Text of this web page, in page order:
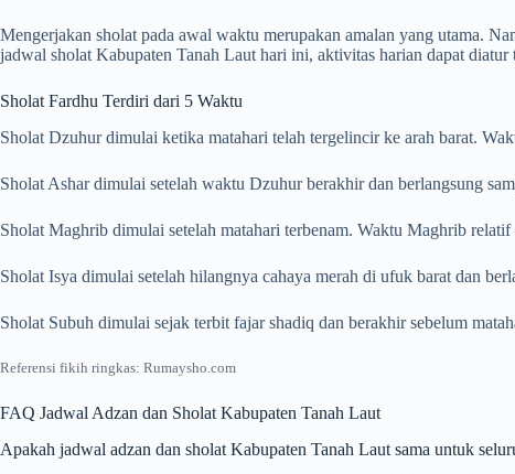
Mengerjakan sholat pada awal waktu merupakan amalan yang utama.
jadwal sholat Kabupaten Tanah Laut hari ini, aktivitas harian dapat diatur
Sholat Fardhu Terdiri dari 5 Waktu
Sholat Dzuhur dimulai ketika matahari telah tergelincir ke arah barat.
Sholat Ashar dimulai setelah waktu Dzuhur berakhir dan berlangsung
Sholat Maghrib dimulai setelah matahari terbenam. Waktu Maghrib
Sholat Isya dimulai setelah hilangnya cahaya merah di ufuk barat dan
Sholat Subuh dimulai sejak terbit fajar shadiq dan berakhir sebelum
Referensi fikih ringkas: Rumaysho.com
FAQ Jadwal Adzan dan Sholat Kabupaten Tanah Laut
Apakah jadwal adzan dan sholat Kabupaten Tanah Laut sama untuk